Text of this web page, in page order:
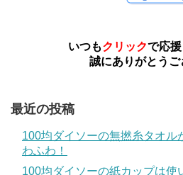
いつもクリックで応
誠にありがとうご
最近の投稿
100均ダイソーの無撚糸タオル
わふわ！
100均ダイソーの紙カップは使